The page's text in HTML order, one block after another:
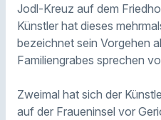
Jodl-Kreuz auf dem
Künstler hat dieses
bezeichnet sein Vorgehen
Familiengrabes sprechen
Zweimal hat sich der
auf der Fraueninsel vor